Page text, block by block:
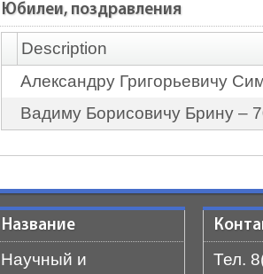
Юбилеи, поздравления
Description
Александру Григорьевичу
Вадиму Борисовичу Брину –
Название
Научный и
Тел.